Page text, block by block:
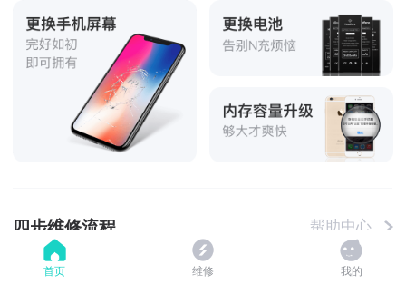
四步维修流程 帮助中心
首页 维修 我的